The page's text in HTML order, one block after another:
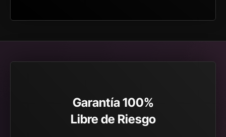
Garantía 100%
Libre de Riesgo